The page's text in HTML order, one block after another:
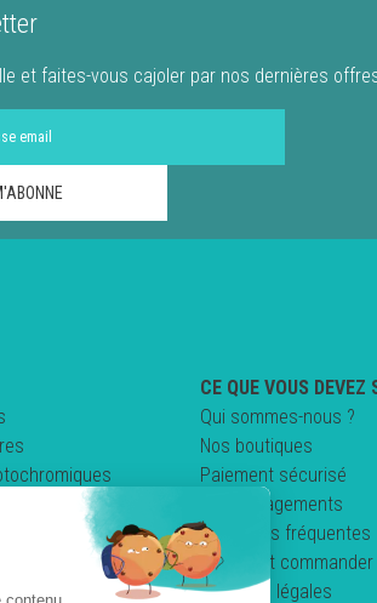
et faites-vous cajoler par nos dernières
CE QUE VOUS DEVEZ
Qui sommes-nous ?
Nos boutiques
Paiement sécurisé
Nos engagements
Questions fréquentes
Comment commander
Mentions légales